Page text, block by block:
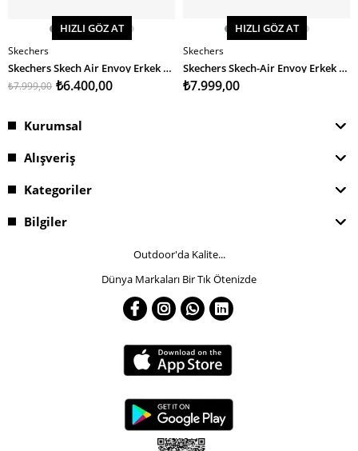
SEPETE EKLE
HIZLI GÖZ AT
Skechers
Skechers Skech Air Envoy Erkek Spor Ayakkabı
₺6.400,00
₺7.999,00
SEPETE EKLE
HIZLI GÖZ AT
Skechers
Skechers Skech-Air Envoy Erkek Spor Ayakkabı
₺7.999,00
Kurumsal
Alışveriş
Kategoriler
Bilgiler
Outdoor'da Kalite...
Dünya Markaları Bir Tık Ötenizde